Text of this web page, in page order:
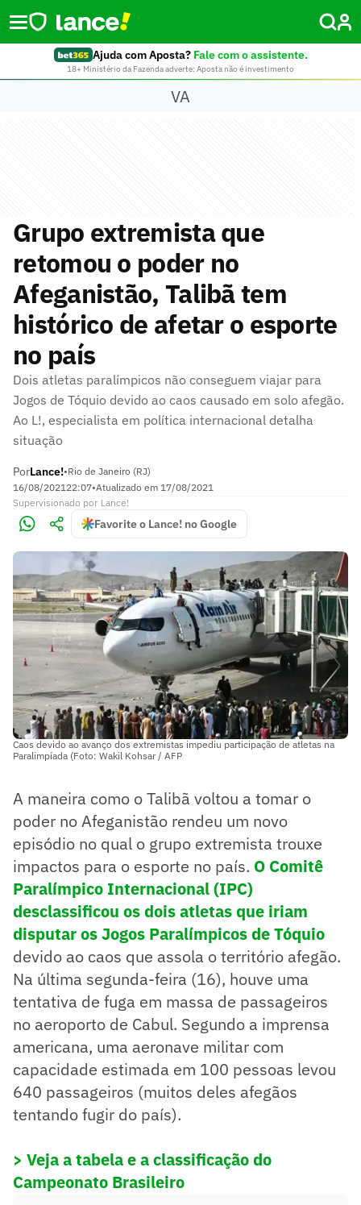
Ajuda com Aposta? Fale com o assistente.
18+ Ministério da Fazenda adverte: Aposta não é investimento
VA
Grupo extremista que
retomou o poder no
Afeganistão, Talibã tem
histórico de afetar o esporte
no país
Dois atletas paralímpicos não conseguem viajar para
Jogos de Tóquio devido ao caos causado em solo afegão.
Ao L!, especialista em política internacional detalha
situação
PorLance!•Rio de Janeiro (RJ)
16/08/202122:07•Atualizado em 17/08/2021
Supervisionado por Lance!
Favorite o Lance! no Google
Caos devido ao avanço dos extremistas impediu participação de atletas na
Paralimpíada (Foto: Wakil Kohsar / AFP
A maneira como o Talibã voltou a tomar o
poder no Afeganistão rendeu um novo
episódio no qual o grupo extremista trouxe
impactos para o esporte no país. O Comitê
Paralímpico Internacional (IPC)
desclassificou os dois atletas que iriam
disputar os Jogos Paralímpicos de Tóquio
devido ao caos que assola o território afegão.
Na última segunda-feira (16), houve uma
tentativa de fuga em massa de passageiros
no aeroporto de Cabul. Segundo a imprensa
americana, uma aeronave militar com
capacidade estimada em 100 pessoas levou
640 passageiros (muitos deles afegãos
tentando fugir do país).
> Veja a tabela e a classificação do
Campeonato Brasileiro